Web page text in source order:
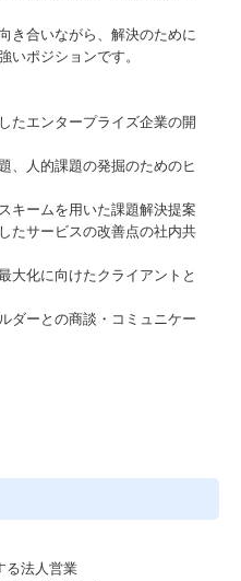
き合いながら、解決のために
いポジションです。
たエンタープライズ企業の開
、人的課題の発掘のためのヒ
キームを用いた課題解決提案
たサービスの改善点の社内共
大化に向けたクライアントと
ダーとの商談・コミュニケー
る法人営業